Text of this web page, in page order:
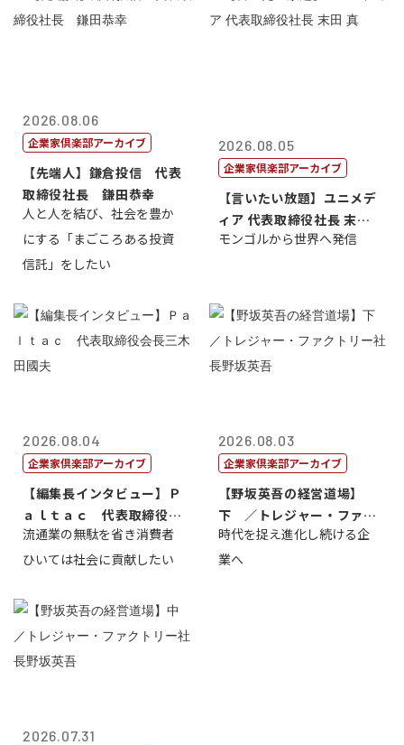
2026.08.06
企業家倶楽部アーカイブ
【先端人】鎌倉投信 代表
取締役社長 鎌田恭幸
人と人を結び、社会を豊か
にする「まごころある投資
信託」をしたい
2026.08.05
企業家倶楽部アーカイブ
【言いたい放題】ユニメデ
ィア 代表取締役社長 末田
真
モンゴルから世界へ発信
2026.08.04
企業家倶楽部アーカイブ
【編集長インタビュー】Ｐ
ａｌｔａｃ 代表取締役会
長三木田國夫
流通業の無駄を省き消費者
ひいては社会に貢献したい
2026.08.03
企業家倶楽部アーカイブ
【野坂英吾の経営道場】
下 ／トレジャー・ファク
トリー社長野坂...
時代を捉え進化し続ける企
業へ
2026.07.31